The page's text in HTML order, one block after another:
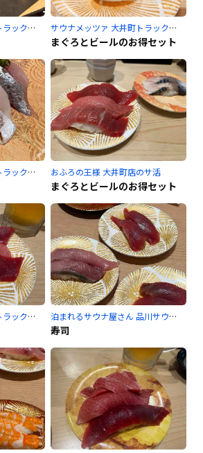
サウナメッツァ 大井町トラックスのサ活 サウナメッツァ 大井町トラックスのサ活
まぐろとビールのお得セット
サウナメッツァ 大井町トラックスのサ活 おふろの王様 大井町店のサ活
まぐろとビールのお得セット
サウナメッツァ 大井町トラックスのサ活 泊まれるサウナ屋さん 品川サウナのサ活
寿司